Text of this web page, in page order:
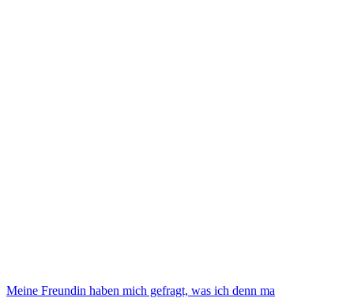
Meine Freundin haben mich gefragt, was ich denn ma